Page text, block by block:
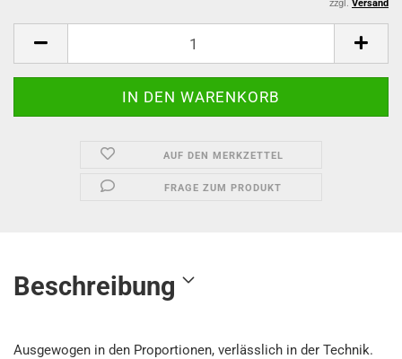
zzgl. Versand
AUF DEN MERKZETTEL
FRAGE ZUM PRODUKT
Beschreibung
Ausgewogen in den Proportionen, verlässlich in der Technik.